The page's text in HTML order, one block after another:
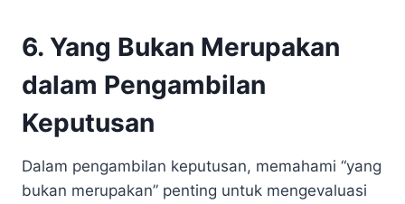
6. Yang Bukan Merupakan
dalam Pengambilan
Keputusan
Dalam pengambilan keputusan, memahami “yang
bukan merupakan” penting untuk mengevaluasi